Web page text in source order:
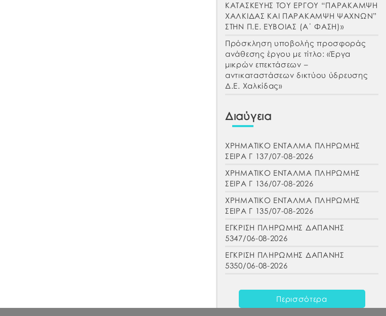
ΚΑΤΑΣΚΕΥΗΣ ΤΟΥ ΕΡΓΟΥ “ΠΑΡΑΚΑΜΨΗ
ΧΑΛΚΙΔΑΣ ΚΑΙ ΠΑΡΑΚΑΜΨΗ ΨΑΧΝΩΝ”
ΣΤΗΝ Π.Ε. ΕΥΒΟΙΑΣ (Α΄ ΦΑΣΗ)»
Πρόσκληση υποβολής προσφοράς
ανάθεσης έργου με τίτλο: «Έργα
μικρών επεκτάσεων –
αντικαταστάσεων δικτύου ύδρευσης
Δ.Ε. Χαλκίδας»
Διαύγεια
ΧΡΗΜΑΤΙΚΟ ΕΝΤΑΛΜΑ ΠΛΗΡΩΜΗΣ
ΣΕΙΡΑ Γ 137/07-08-2026
ΧΡΗΜΑΤΙΚΟ ΕΝΤΑΛΜΑ ΠΛΗΡΩΜΗΣ
ΣΕΙΡΑ Γ 136/07-08-2026
ΧΡΗΜΑΤΙΚΟ ΕΝΤΑΛΜΑ ΠΛΗΡΩΜΗΣ
ΣΕΙΡΑ Γ 135/07-08-2026
ΕΓΚΡΙΣΗ ΠΛΗΡΩΜΗΣ ΔΑΠΑΝΗΣ
5347/06-08-2026
ΕΓΚΡΙΣΗ ΠΛΗΡΩΜΗΣ ΔΑΠΑΝΗΣ
5350/06-08-2026
Περισσότερα